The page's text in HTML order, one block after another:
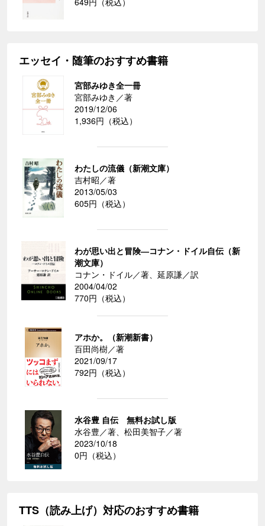
エッセイ・随筆のおすすめ書籍
宮部みゆき全一冊
宮部みゆき／著
2019/12/06
1,936円（税込）
わたしの流儀（新潮文庫）
吉村昭／著
2013/05/03
605円（税込）
わが思い出と冒険―コナン・ドイル自伝（新
潮文庫）
コナン・ドイル／著、延原謙／訳
2004/04/02
770円（税込）
アホか。（新潮新書）
百田尚樹／著
2021/09/17
792円（税込）
水谷豊 自伝 無料お試し版
水谷豊／著、松田美智子／著
2023/10/18
0円（税込）
TTS（読み上げ）対応のおすすめ書籍